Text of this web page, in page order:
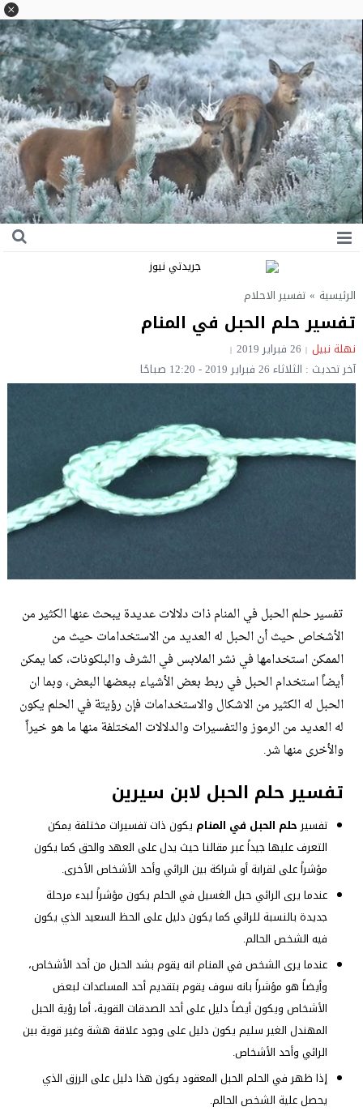
الرئيسية » تفسير الاحلام
تفسير حلم الحبل في المنام
نهلة نبيل 26 فبراير 2019
آخر تحديث : الثلاثاء 26 فبراير 2019 - 12:20 صباحًا
تفسير حلم الحبل في المنام ذات دلالات عديدة يبحث عنها الكثير من
الأشخاص حيث أن الحبل له العديد من الاستخدامات حيث من
الممكن استخدامها في نشر الملابس في الشرف والبلكونات، كما يمكن
أيضاً استخدام الحبل في ربط بعض الأشياء ببعضها البعض، وبما ان
الحبل له الكثير من الاشكال والاستخدامات فإن رؤيتة في الحلم يكون
له العديد من الرموز والتفسيرات والدلالات المختلفة منها ما هو خيراً
والأخرى منها شر.
تفسير حلم الحبل لابن سيرين
تفسير حلم الحبل في المنام يكون ذات تفسيرات مختلفة يمكن
التعرف عليها جيداً عبر مقالنا حيث يدل على العهد والحق كما يكون
مؤشراً على لقرابة أو شراكة بين الرائي وأحد الأشخاص الأخرى.
عندما يرى الرائي حبل الغسيل في الحلم يكون مؤشراً لبدء مرحلة
جديدة بالنسبة للرائي كما يكون دليل على الحظ السعيد الذي يكون
فيه الشخص الحالم.
عندما يرى الشخص في المنام انه يقوم بشد الحبل من أحد الأشخاص،
وأيضاً هو مؤشراً بانه سوف يقوم بتقديم أحد المساعدات لبعض
الأشخاص ويكون أيضاً دليل على أحد الصدقات القوية، أما رؤية الحبل
المهندل الغير سليم يكون دليل على وجود علاقة هشة وغير قوية بين
الرائي وأحد الأشخاص.
إذا ظهر في الحلم الحبل المعقود يكون هذا دليل على الرزق الذي
يحصل علية الشخص الحالم.